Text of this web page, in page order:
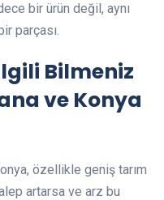
bir ürün değil, aynı
parçası.
Bilmeniz
ve Konya
özellikle geniş tarım
artarsa ve arz bu